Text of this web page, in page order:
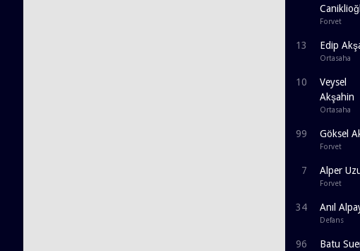
Forvet
13 Edip
Ortasaha
10
Veysel
Akşahin
Ortasaha
99 Göksel
Forvet
7 Alper
Forvet
34 Anıl
Defans
96 Batu